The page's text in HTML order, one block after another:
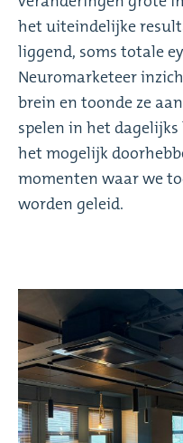
het uiteindelijke
liggend, soms totale
Neuromarketeer
brein en toonde ze
spelen in het
het mogelijk
momenten waar we
worden geleid.